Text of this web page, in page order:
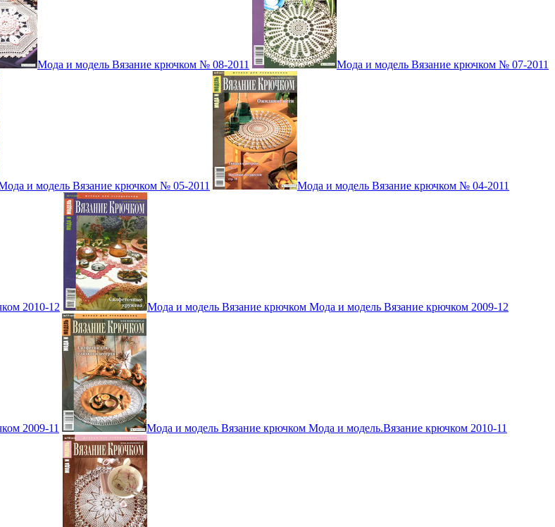
Мода и модель Вязание крючком № 08-2011 Мода и модель Вязание крючком № 07-2011
и модель Вязание крючком № 05-2011 Мода и модель Вязание крючком № 04-2011
2010-12 Мода и модель Вязание крючком Мода и модель Вязание крючком 2009-12
2009-11 Мода и модель Вязание крючком Мода и модель.Вязание крючком 2010-11